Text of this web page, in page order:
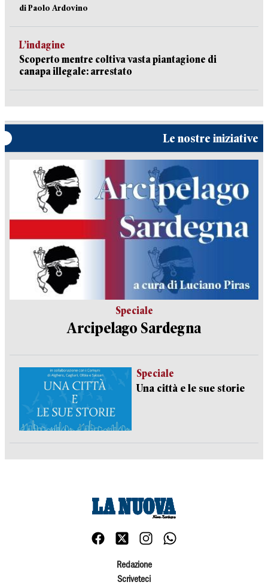
di Paolo Ardovino
L’indagine
Scoperto mentre coltiva vasta piantagione di
canapa illegale: arrestato
Le nostre iniziative
Speciale
Arcipelago Sardegna
Speciale
Una città e le sue storie
Redazione
Scriveteci